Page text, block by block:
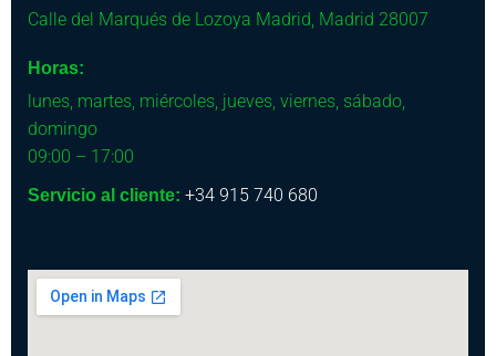
Calle del Marqués de Lozoya Madrid, Madrid 28007
Horas:
lunes, martes, miércoles, jueves, viernes, sábado,
domingo
09:00 – 17:00
Servicio al cliente: +34 915 740 680